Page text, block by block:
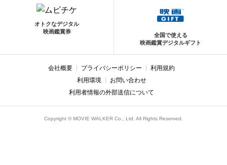
オトクなデジタル
映画鑑賞券
全国で使える
映画鑑賞デジタルギフト
会社概要 プライバシーポリシー
利用規約
利用環境
お問い合わせ
利用者情報の外部送信について
Copyright © MOVIE WALKER Co., Ltd. All Rights Reserved.